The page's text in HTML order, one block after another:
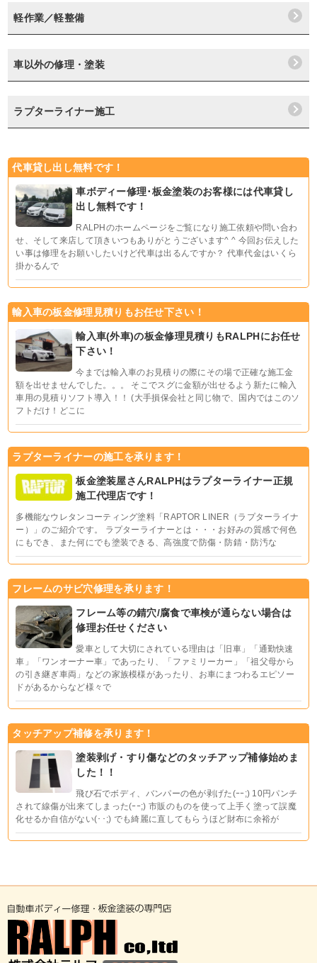
軽作業／軽整備
車以外の修理・塗装
ラプターライナー施工
代車貸し出し無料です！
車ボディー修理･板金塗装のお客様には代車貸し
出し無料です！
RALPHのホームページをご覧になり施工依頼や問い合わ
せ、そして来店して頂きいつもありがとうございます^ ^ 今回お伝えした
い事は修理をお願いしたいけど代車は出るんですか？ 代車代金はいくら
掛かるんで
輸入車の板金修理見積りもお任せ下さい！
輸入車(外車)の板金修理見積りもRALPHにお任せ
下さい！
今までは輸入車のお見積りの際にその場で正確な施工金
額を出せませんでした。。。 そこでスグに金額が出せるよう新たに輸入
車用の見積りソフト導入！！ (大手損保会社と同じ物で、国内ではこのソ
フトだけ！どこに
ラプターライナーの施工を承ります！
板金塗装屋さんRALPHはラプターライナー正規
施工代理店です！
多機能なウレタンコーティング塗料「RAPTOR LINER（ラプターライナ
ー）」のご紹介です。 ラプターライナーとは・・・お好みの質感で何色
にもでき、また何にでも塗装できる、高強度で防傷・防錆・防汚な
フレームのサビ穴修理を承ります！
フレーム等の錆穴/腐食で車検が通らない場合は
修理お任せください
愛車として大切にされている理由は「旧車」「通勤快速
車」「ワンオーナー車」であったり、「ファミリーカー」「祖父母から
の引き継ぎ車両」などの家族模様があったり、お車にまつわるエピソー
ドがあるからなど様々で
タッチアップ補修を承ります！
塗装剥げ・すり傷などのタッチアップ補修始めま
した！！
飛び石でボディ、バンパーの色が剥げた(ｰｰ;) 10円パンチ
されて線傷が出来てしまった(ｰｰ;) 市販のものを使って上手く塗って誤魔
化せるか自信がない(･･;) でも綺麗に直してもらうほど財布に余裕が